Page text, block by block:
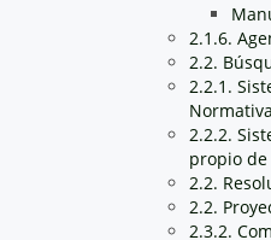
2.1.6.
2.2.
2.2.1.
2.2.2.
propio
2.2.
2.2.
2.3.2.